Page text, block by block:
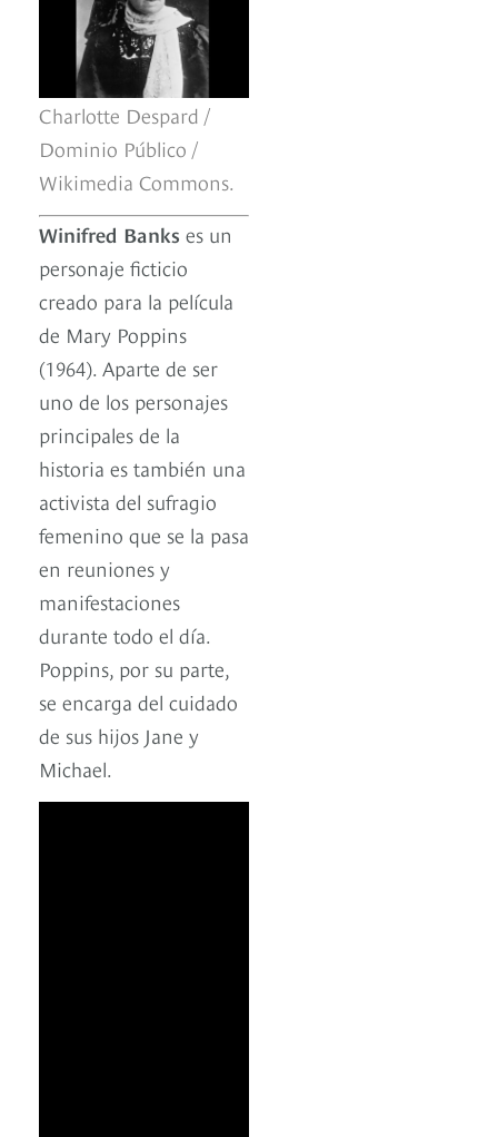
Charlotte Despard /
Dominio Público /
Wikimedia Commons.
Winifred Banks es un
personaje ficticio
creado para la película
de Mary Poppins
(1964). Aparte de ser
uno de los personajes
principales de la
historia es también una
activista del sufragio
femenino que se la pasa
en reuniones y
manifestaciones
durante todo el día.
Poppins, por su parte,
se encarga del cuidado
de sus hijos Jane y
Michael.